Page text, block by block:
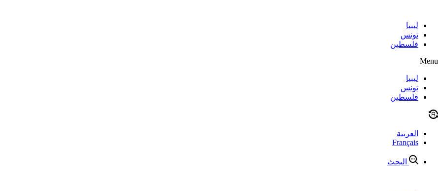
contentليبيا
تونس
فلسطين
Menu
ليبيا
تونس
فلسطين
العربية
Français
البحث